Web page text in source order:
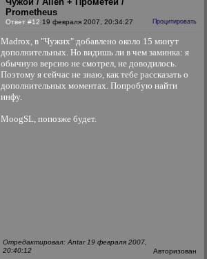
Prometheus
Ответ #12 19 февраля 2007, 20:34:27 Процитировать
Madrox, в "Чужих" добавлено около 15 минут
дополнительных. Но видишь ли в чем заминка: я
обычную версию не смотрел, не доводилось.
Поэтому я сейчас не знаю, как тебе рассказать о
дополнительных моментах. Попробую найти
инфу.
MoogSL, попозже будет.
Отредактировал: Antar 19 февраля 2007,
20:40:12
Авторизован